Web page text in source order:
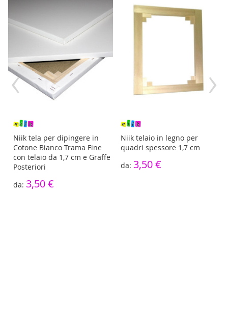
Niik tela per dipingere in
Cotone Bianco Trama Fine
con telaio da 1,7 cm e Graffe
Posteriori
3,50 €
Niik telaio in legno per
quadri spessore 1,7 cm
3,50 €
‹ ›